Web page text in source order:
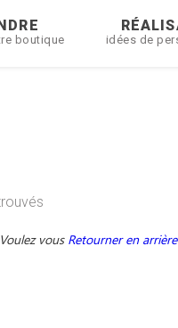
boutique idées de
vous Retourner en arrière